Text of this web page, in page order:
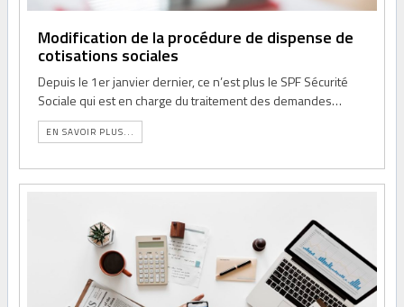
Modification de la procédure de dispense de
cotisations sociales
Depuis le 1er janvier dernier, ce n’est plus le SPF Sécurité
Sociale qui est en charge du traitement des demandes…
EN SAVOIR PLUS...